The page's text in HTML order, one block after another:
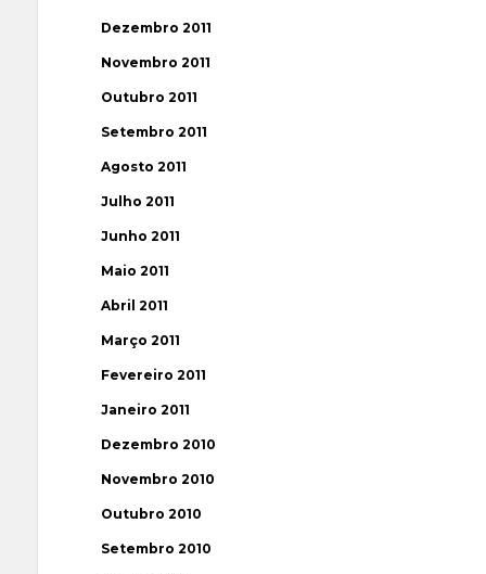
Dezembro 2011
Novembro 2011
Outubro 2011
Setembro 2011
Agosto 2011
Julho 2011
Junho 2011
Maio 2011
Abril 2011
Março 2011
Fevereiro 2011
Janeiro 2011
Dezembro 2010
Novembro 2010
Outubro 2010
Setembro 2010